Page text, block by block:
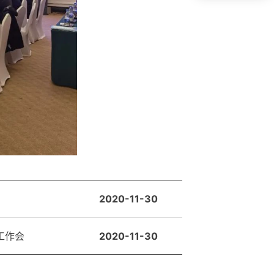
2020-11-30
作会 2020-11-30